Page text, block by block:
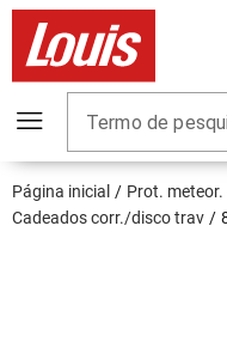
Termo de
Página inicial Prot.
Cadeados corr./disco trav